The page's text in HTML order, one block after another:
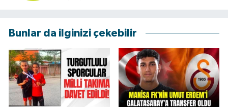
Bunlar da ilginizi çekebilir